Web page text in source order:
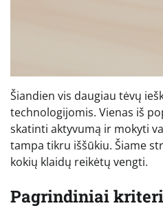
Šiandien vis daugiau tėvų
technologijomis. Vienas iš
skatinti aktyvumą ir mokyti
tampa tikru iššūkiu. Šiame
kokių klaidų reikėtų vengti.
Pagrindiniai